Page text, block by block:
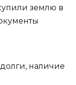
землю в
наличие